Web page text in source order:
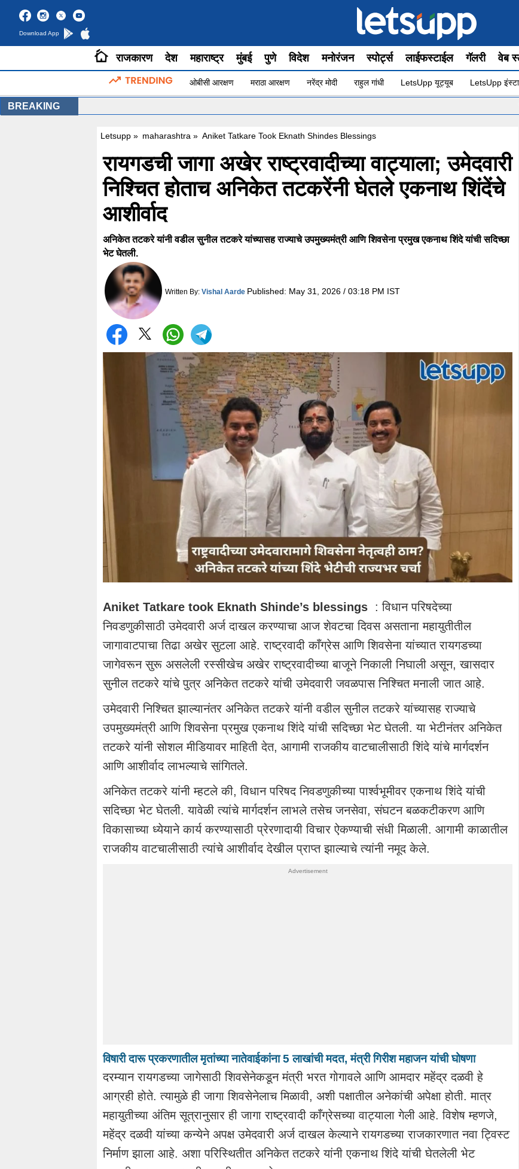
Download App
राजकारण देश महाराष्ट्र मुंबई पुणे विदेश मनोरंजन स्पोर्ट्स लाईफस्टाईल गॅलरी वेब
ओबीसी आरक्षण मराठा आरक्षण नरेंद्र मोदी राहुल गांधी LetsUpp यूट्यूब LetsUpp
BREAKING
Letsupp » maharashtra » Aniket Tatkare Took Eknath Shindes Blessings
रायगडची जागा अखेर राष्ट्रवादीच्या वाट्याला; उमेदवारी
निश्चित होताच अनिकेत तटकरेंनी घेतले एकनाथ शिंदेंचे
आशीर्वाद
अनिकेत तटकरे यांनी वडील सुनील तटकरे यांच्यासह राज्याचे उपमुख्यमंत्री आणि शिवसेना प्रमुख एकनाथ शिंदे यांची सदिच्छा
भेट घेतली.
Written By: Vishal Aarde Published: May 31, 2026 / 03:18 PM IST
Aniket Tatkare took Eknath Shinde’s blessings : विधान परिषदेच्या
निवडणुकीसाठी उमेदवारी अर्ज दाखल करण्याचा आज शेवटचा दिवस असताना महायुतीतील
जागावाटपाचा तिढा अखेर सुटला आहे. राष्ट्रवादी काँग्रेस आणि शिवसेना यांच्यात रायगडच्या
जागेवरून सुरू असलेली रस्सीखेच अखेर राष्ट्रवादीच्या बाजूने निकाली निघाली असून, खासदार
सुनील तटकरे यांचे पुत्र अनिकेत तटकरे यांची उमेदवारी जवळपास निश्चित मनाली जात आहे.
उमेदवारी निश्चित झाल्यानंतर अनिकेत तटकरे यांनी वडील सुनील तटकरे यांच्यासह राज्याचे
उपमुख्यमंत्री आणि शिवसेना प्रमुख एकनाथ शिंदे यांची सदिच्छा भेट घेतली. या भेटीनंतर अनिकेत
तटकरे यांनी सोशल मीडियावर माहिती देत, आगामी राजकीय वाटचालीसाठी शिंदे यांचे मार्गदर्शन
आणि आशीर्वाद लाभल्याचे सांगितले.
अनिकेत तटकरे यांनी म्हटले की, विधान परिषद निवडणुकीच्या पार्श्वभूमीवर एकनाथ शिंदे यांची
सदिच्छा भेट घेतली. यावेळी त्यांचे मार्गदर्शन लाभले तसेच जनसेवा, संघटन बळकटीकरण आणि
विकासाच्या ध्येयाने कार्य करण्यासाठी प्रेरणादायी विचार ऐकण्याची संधी मिळाली. आगामी काळातील
राजकीय वाटचालीसाठी त्यांचे आशीर्वाद देखील प्राप्त झाल्याचे त्यांनी नमूद केले.
विषारी दारू प्रकरणातील मृतांच्या नातेवाईकांना 5 लाखांची मदत, मंत्री गिरीश महाजन यांची घोषणा
दरम्यान रायगडच्या जागेसाठी शिवसेनेकडून मंत्री भरत गोगावले आणि आमदार महेंद्र दळवी हे
आग्रही होते. त्यामुळे ही जागा शिवसेनेलाच मिळावी, अशी पक्षातील अनेकांची अपेक्षा होती. मात्र
महायुतीच्या अंतिम सूत्रानुसार ही जागा राष्ट्रवादी काँग्रेसच्या वाट्याला गेली आहे. विशेष म्हणजे,
महेंद्र दळवी यांच्या कन्येने अपक्ष उमेदवारी अर्ज दाखल केल्याने रायगडच्या राजकारणात नवा ट्विस्ट
निर्माण झाला आहे. अशा परिस्थितीत अनिकेत तटकरे यांनी एकनाथ शिंदे यांची घेतलेली भेट